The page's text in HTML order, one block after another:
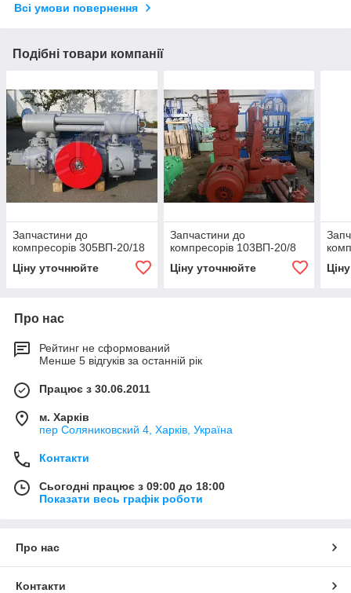
Всі умови повернення
Подібні товари компанії
Запчастини до
компресорів 305ВП-20/18
Ціну уточнюйте
Запчастини до
компресорів 103ВП-20/8
Ціну уточнюйте
Про нас
Рейтинг не сформований
Менше 5 відгуків за останній рік
Працює з 30.06.2011
м. Харків
пер Соляниковский 4, Харків, Україна
Контакти
Сьогодні працює з 09:00 до 18:00
Показати весь графік роботи
Про нас
Контакти